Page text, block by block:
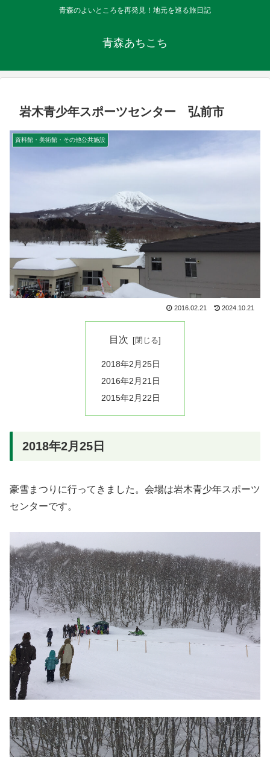
青森のよいところを再発見！地元を巡る旅日記
青森あちこち
岩木青少年スポーツセンター 弘前市
資料館・美術館・その他公共施設
2016.02.21 2024.10.21
目次
2018年2月25日
2016年2月21日
2015年2月22日
2018年2月25日
豪雪まつりに行ってきました。会場は岩木青少年スポーツ
センターです。